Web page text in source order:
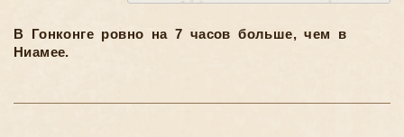
В Гонконге ровно на 7 часов больше, чем в
Ниамее.